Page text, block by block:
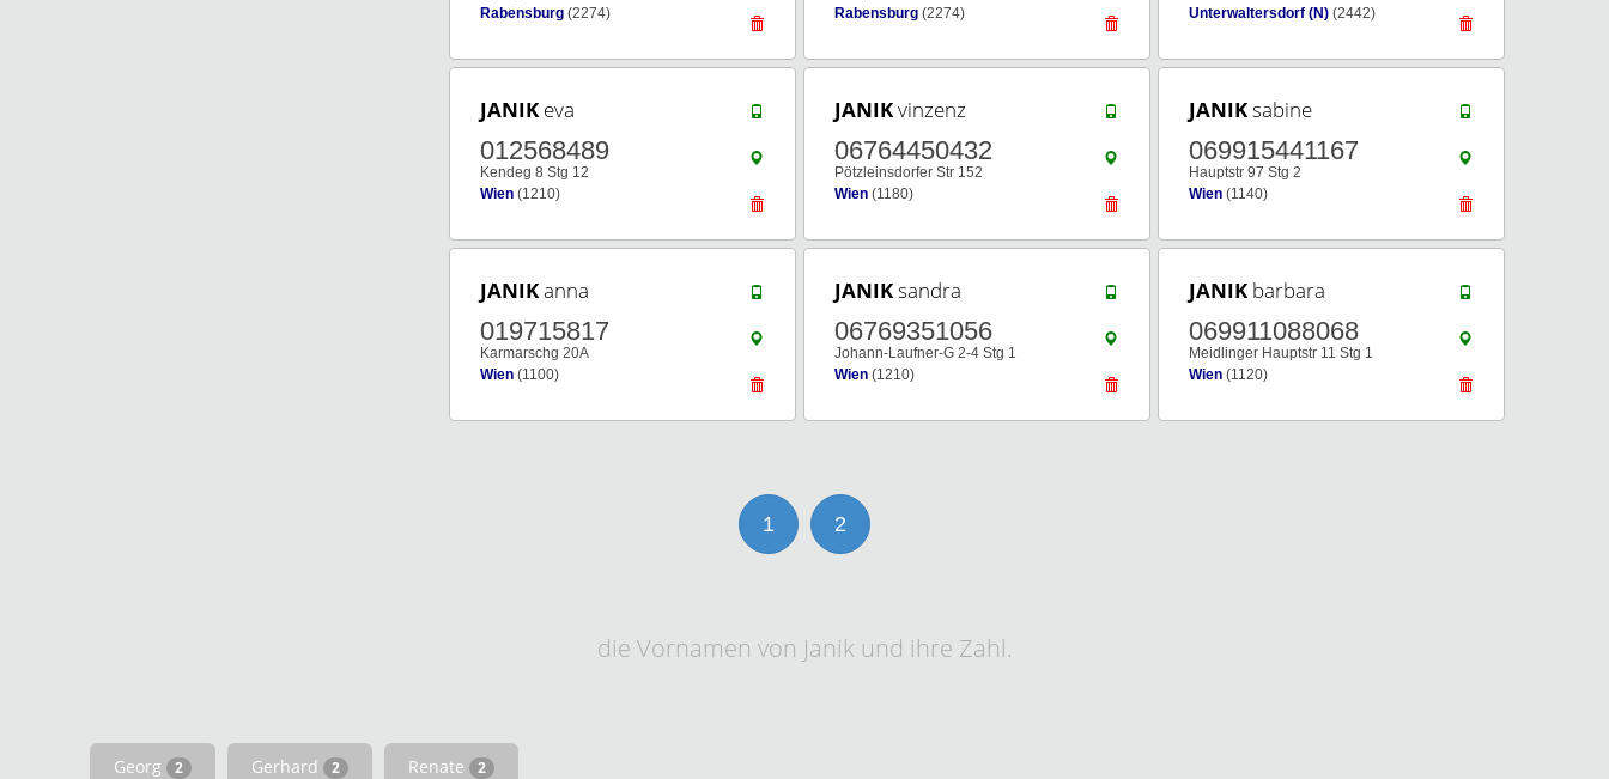
Rabensburg (2274)
Rabensburg (2274)
Unterwaltersdorf (N) (2442)
JANIK eva
012568489
Kendeg 8 Stg 12
Wien (1210)
JANIKvinzenz
06764450432
Pötzleinsdorfer Str 152
Wien (1180)
JANIKsabine
069915441167
Hauptstr 97 Stg 2
Wien (1140)
JANIKanna
019715817
Karmarschg 20A
Wien (1100)
JANIKsandra
06769351056
Johann-Laufner-G 2-4 Stg 1
Wien (1210)
JANIK barbara
069911088068
Meidlinger Hauptstr 11 Stg 1
Wien (1120)
1 2
die Vornamen von Janik und ihre Zahl.
Georg 2 Gerhard 2 Renate 2